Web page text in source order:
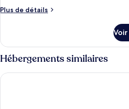
chambre :
Plus de détails
Plus
le
type
de
chambre
Chambre
Hébergements similaires
The Westin Cancun Resort & Spa